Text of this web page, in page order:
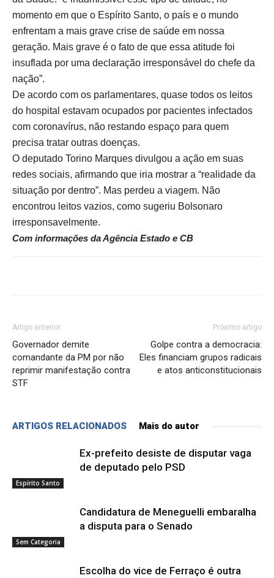
momento em que o Espírito Santo, o país e o mundo
enfrentam a mais grave crise de saúde em nossa
geração. Mais grave é o fato de que essa atitude foi
insuflada por uma declaração irresponsável do chefe da
nação”.
De acordo com os parlamentares, quase todos os leitos
do hospital estavam ocupados por pacientes infectados
com coronavírus, não restando espaço para quem
precisa tratar outras doenças.
O deputado Torino Marques divulgou a ação em suas
redes sociais, afirmando que iria mostrar a “realidade da
situação por dentro”. Mas perdeu a viagem. Não
encontrou leitos vazios, como sugeriu Bolsonaro
irresponsavelmente.
Com informações da Agência Estado e CB
Artigo anterior
Governador demite
comandante da PM por não
reprimir manifestação contra
STF
Próximo artigo
Golpe contra a democracia:
Eles financiam grupos radicais
e atos anticonstitucionais
ARTIGOS RELACIONADOS Mais do autor
Espírito Santo
Ex-prefeito desiste de disputar vaga
de deputado pelo PSD
Sem Categoria
Candidatura de Meneguelli embaralha
a disputa para o Senado
Escolha do vice de Ferraço é outra